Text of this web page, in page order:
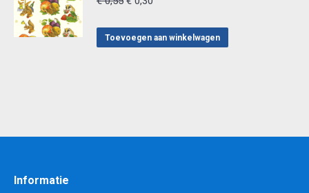
was:
is:
Toevoegen aan winkelwagen
Informatie